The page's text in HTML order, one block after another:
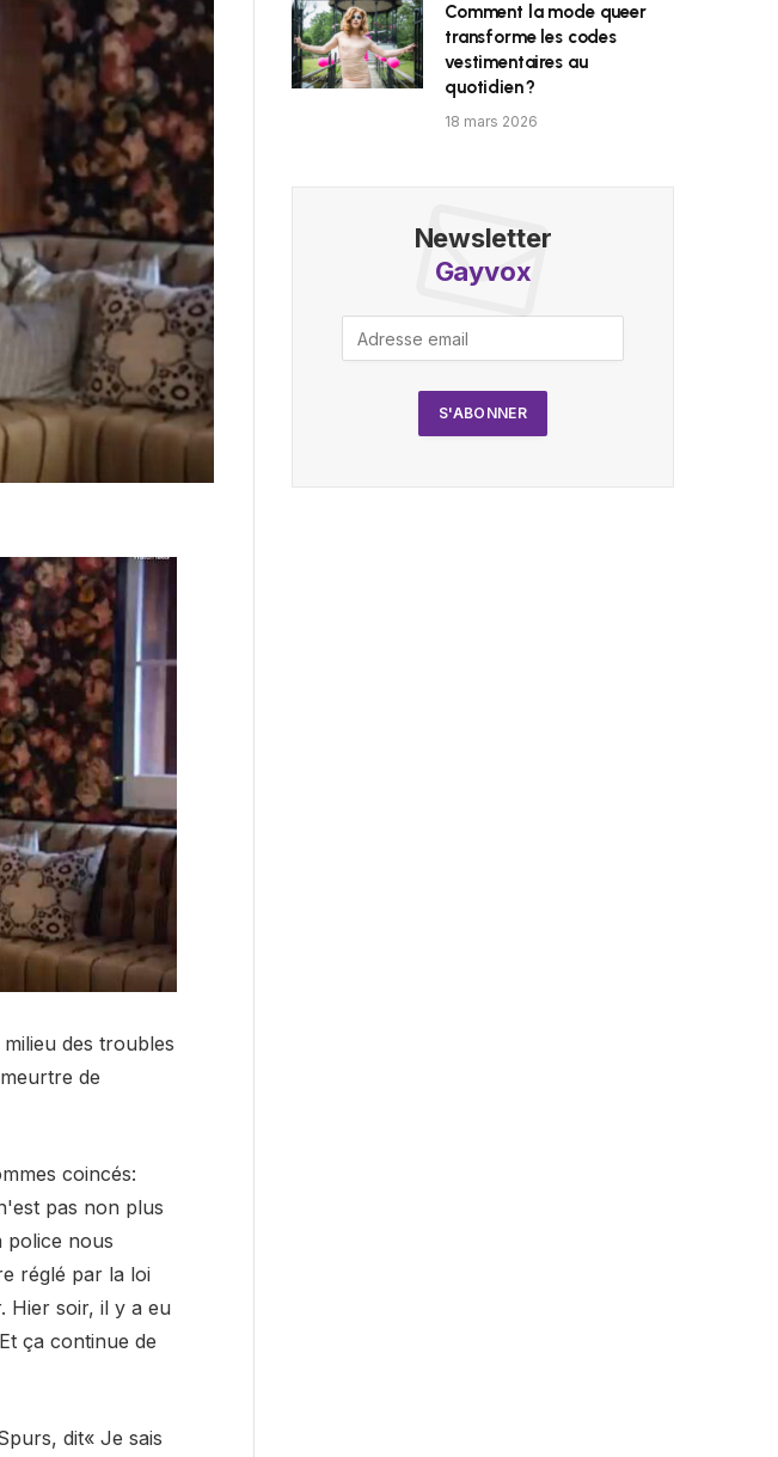
des troubles
de
coincés:
pas non plus
police nous
réglé par la loi
Hier soir, il y a eu
ça continue de
dit« Je sais
Comment la mode queer
transforme les codes
vestimentaires au
quotidien ?
18 mars 2026
Newsletter
Gayvox